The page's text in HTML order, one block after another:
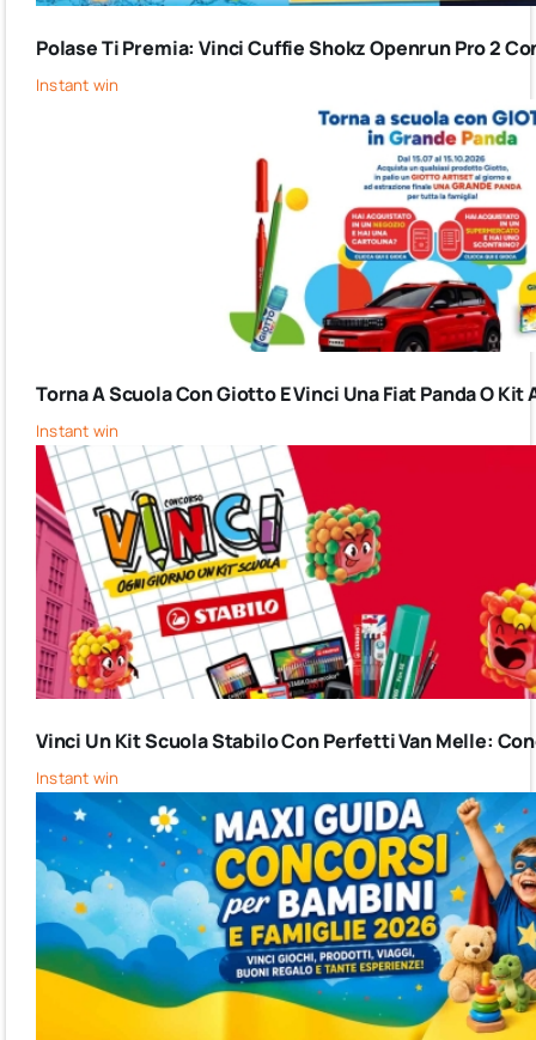
Polase Ti Premia: Vinci Cuffie Shokz Openrun Pro 2
Instant win
Torna A Scuola Con Giotto E Vinci Una Fiat Panda O
Instant win
Vinci Un Kit Scuola Stabilo Con Perfetti Van Melle:
Instant win